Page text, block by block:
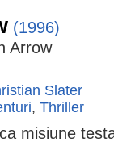
(1996)
Arrow
Slater
, Thriller
misiune